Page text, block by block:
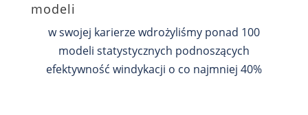
modeli
w swojej karierze wdrożyliśmy ponad 100
modeli statystycznych podnoszących
efektywność windykacji o co najmniej 40%